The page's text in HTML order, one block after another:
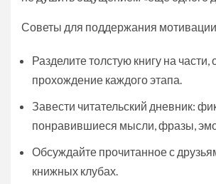
Советы для поддержания
Разделите толстую книгу на части,
прохождение каждого этапа.
Завести читательский дневник:
понравившиеся мысли, фразы,
Обсуждайте прочитанное с
книжных клубах.